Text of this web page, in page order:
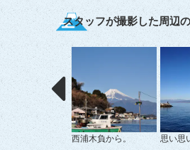
スタッフが撮影した周辺
西浦木負から。 思い思